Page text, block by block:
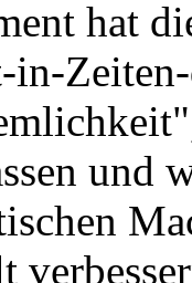
hat
und